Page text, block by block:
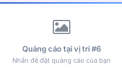
Quảng cáo tại vị trí #6
Nhấn để đặt quảng cáo của bạn